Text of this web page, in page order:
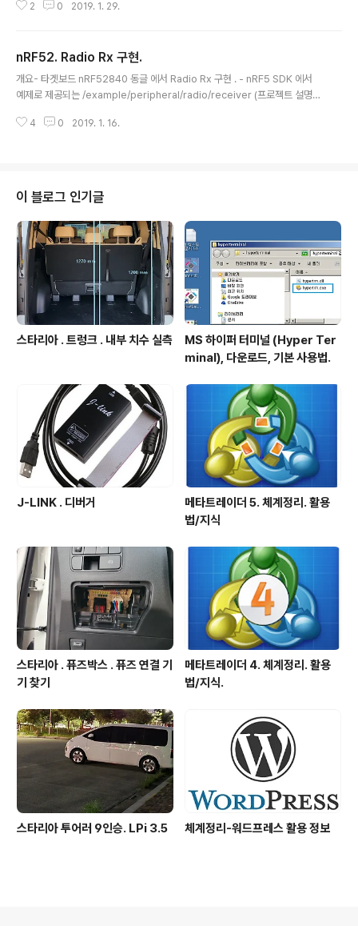
ginal I2S and left- or right-aligned format • 8, 16
ock I2S Master from : http://infocenter.nordicse
mi.com/pdf/nRF52840_PS_v1.0.pdf page 155 본
글 포함된 상위 정리글 https://igotit.t..
2 0 2019. 1. 29.
nRF52. Radio Rx 구현.
개요- 타겟보드 nRF52840 동글 에서 Radio Rx 구현 . - nRF5 SDK 에서
예제로 제공되는 /example/peripheral/radio/receiver (프로젝트 설명
의 수신기에서 동시 수신상황 확인한다. 타겟보드 : nRF52840 Dongle 프로
측에서 정상수신중임을 알 수 있다. 본 글 포함된 상위 정리글 https://igotit.ti
4 0 2019. 1. 16.
이 블로그 인기글
스타리아 . 트렁크 . 내부 치수 실측
MS 하이퍼 터미널 (Hyper Ter
minal), 다운로드, 기본 사용법.
J-LINK . 디버거
메타트레이더 5. 체계정리. 활용
법/지식
스타리아 . 퓨즈박스 . 퓨즈 연결 기
기 찾기
메타트레이더 4. 체계정리. 활용
법/지식.
스타리아 투어러 9인승. LPi 3.5 체계정리-워드프레스 활용 정보